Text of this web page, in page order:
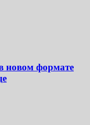
новом формате